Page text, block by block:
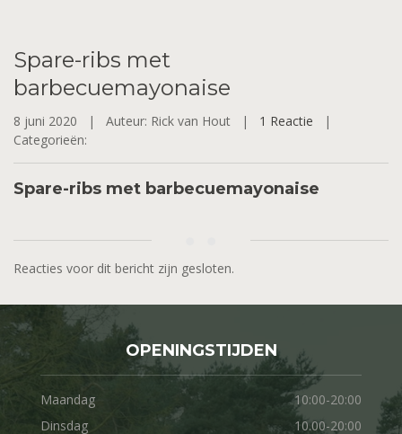
Spare-ribs met
barbecuemayonaise
8 juni 2020 | Auteur: Rick van Hout | 1 Reactie |
Categorieën:
Spare-ribs met barbecuemayonaise
Reacties voor dit bericht zijn gesloten.
OPENINGSTIJDEN
Maandag
10:00-20:00
Dinsdag
10.00-20:00